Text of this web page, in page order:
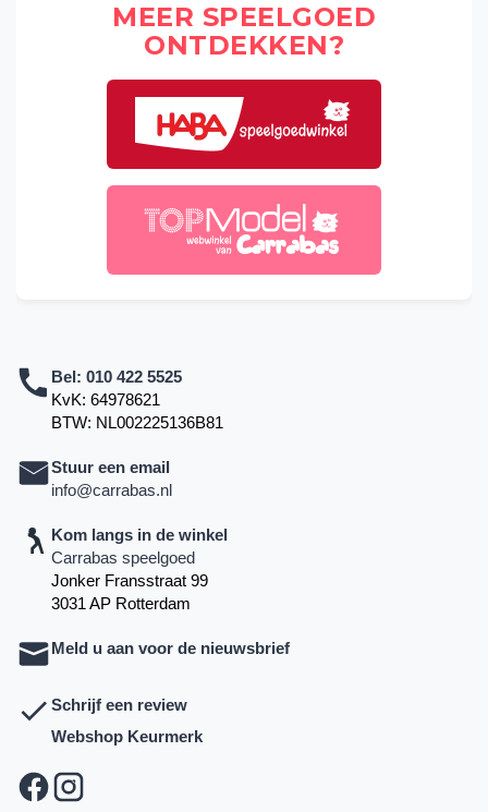
MEER SPEELGOED
ONTDEKKEN?
Bel: 010 422 5525
KvK: 64978621
BTW: NL002225136B81
Stuur een email
info@carrabas.nl
Kom langs in de winkel
Carrabas speelgoed
Jonker Fransstraat 99
3031 AP Rotterdam
Meld u aan voor de nieuwsbrief
Schrijf een review
Webshop Keurmerk